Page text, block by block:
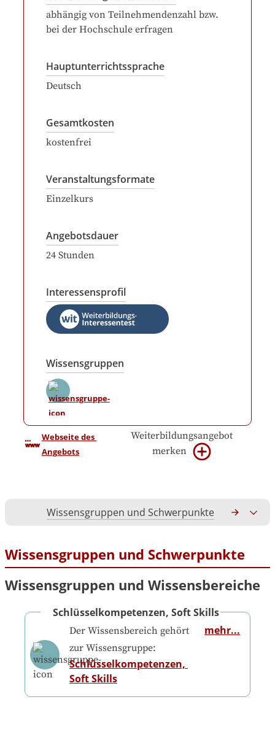
abhängig von Teilnehmendenzahl bzw.
bei der Hochschule erfragen
Hauptunterrichtssprache
Deutsch
Gesamtkosten
kostenfrei
Veranstaltungsformate
Einzelkurs
Angebotsdauer
24 Stunden
Interessensprofil
Wissensgruppen
Webseite des
Angebots
Weiterbildungsangebot
merken
Wissensgruppen und Schwerpunkte
Wissensgruppen und Schwerpunkte
Wissensgruppen und Wissensbereiche
Schlüsselkompetenzen, Soft Skills
Der Wissensbereich gehört
zur Wissensgruppe:
Schlüsselkompetenzen,
Soft Skills
mehr...